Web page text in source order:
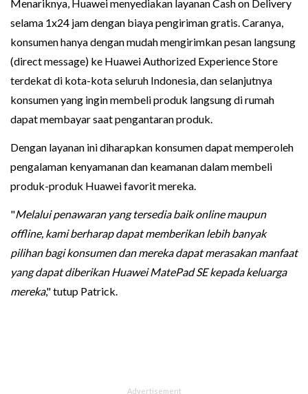
Menariknya, Huawei menyediakan layanan Cash on Delivery
selama 1x24 jam dengan biaya pengiriman gratis. Caranya,
konsumen hanya dengan mudah mengirimkan pesan langsung
(direct message) ke Huawei Authorized Experience Store
terdekat di kota-kota seluruh Indonesia, dan selanjutnya
konsumen yang ingin membeli produk langsung di rumah
dapat membayar saat pengantaran produk.
Dengan layanan ini diharapkan konsumen dapat memperoleh
pengalaman kenyamanan dan keamanan dalam membeli
produk-produk Huawei favorit mereka.
"Melalui penawaran yang tersedia baik online maupun
offline, kami berharap dapat memberikan lebih banyak
pilihan bagi konsumen dan mereka dapat merasakan manfaat
yang dapat diberikan Huawei MatePad SE kepada keluarga
mereka," tutup Patrick.